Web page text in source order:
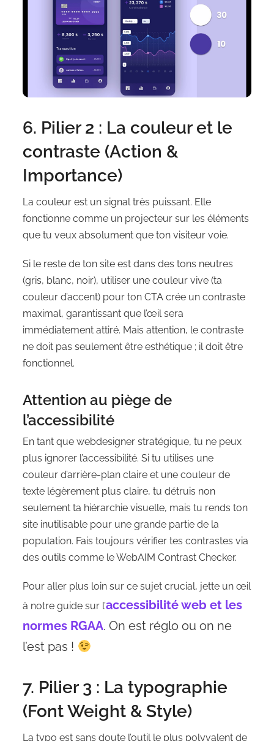
6. Pilier 2 : La couleur et le
contraste (Action &
Importance)
La couleur est un signal très puissant. Elle
fonctionne comme un projecteur sur les éléments
que tu veux absolument que ton visiteur voie.
Si le reste de ton site est dans des tons neutres
(gris, blanc, noir), utiliser une couleur vive (ta
couleur d’accent) pour ton CTA crée un contraste
maximal, garantissant que l’œil sera
immédiatement attiré. Mais attention, le contraste
ne doit pas seulement être esthétique ; il doit être
fonctionnel.
Attention au piège de
l’accessibilité
En tant que webdesigner stratégique, tu ne peux
plus ignorer l’accessibilité. Si tu utilises une
couleur d’arrière-plan claire et une couleur de
texte légèrement plus claire, tu détruis non
seulement ta hiérarchie visuelle, mais tu rends ton
site inutilisable pour une grande partie de la
population. Fais toujours vérifier tes contrastes via
des outils comme le WebAIM Contrast Checker.
Pour aller plus loin sur ce sujet crucial, jette un œil
à notre guide sur l’accessibilité web et les
normes RGAA. On est réglo ou on ne
l’est pas !
7. Pilier 3 : La typographie
(Font Weight & Style)
La typo est sans doute l’outil le plus polyvalent de